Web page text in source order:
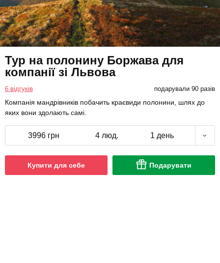
Тур на полонину Боржава для
компанії зі Львова
6 відгуків подарували 90 разів
Компанія мандрівників побачить краєвиди полонини, шлях до
яких вони здолають самі.
3996 грн 4 люд. 1 день
Купити для себе Подарувати